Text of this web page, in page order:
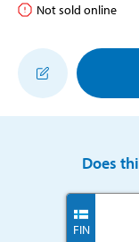
Not sold online
Does
FIN